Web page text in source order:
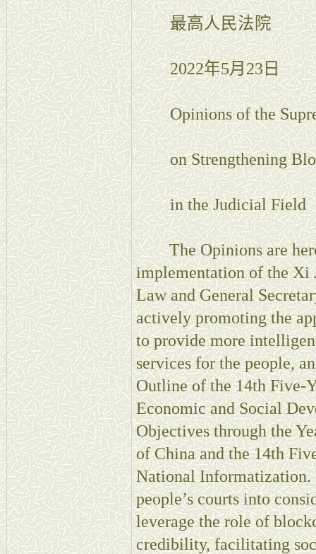
最高人民法院
2022年5月23日
Opinions of the
on Strengthening
in the Judicial Field
The Opinions are
implementation of the Xi
Law and General
actively promoting the
to provide more
services for the people,
Outline of the 14th Five-
Economic and Social
Objectives through the
of China and the 14th
National
people’s courts into
leverage the role of
credibility, facilitating